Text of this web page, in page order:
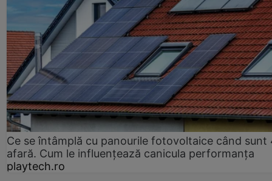
Ce se întâmplă cu panourile fotovoltaice când sunt
afară. Cum le influențează canicula performanța
playtech.ro